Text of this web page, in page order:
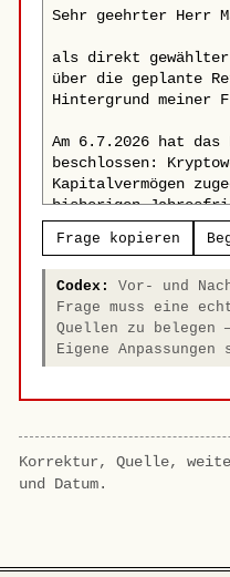
Frage kopieren
Codex:
Vor- und
Frage muss eine
Quellen zu
Eigene
Korrektur, Quelle,
und Datum.